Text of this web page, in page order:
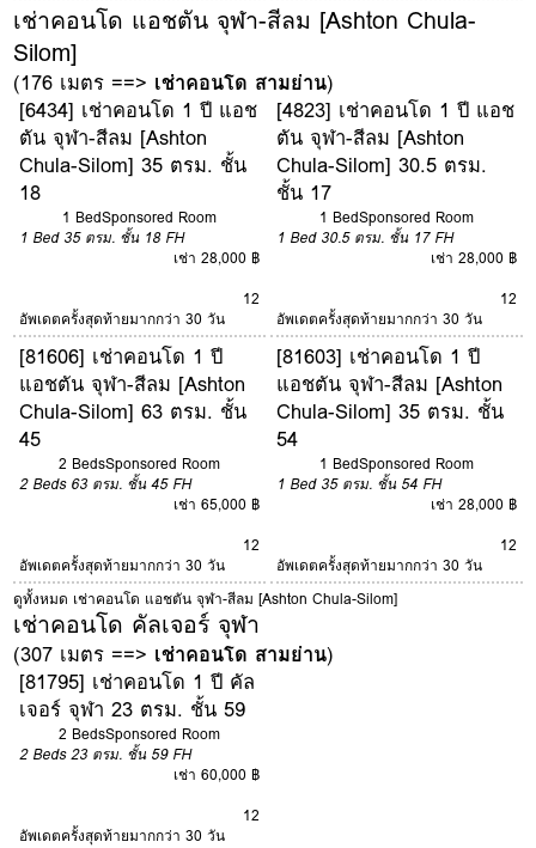
เช่าคอนโด แอชตัน จุฬา-สีลม [Ashton Chula-
Silom]
(176 เมตร ==> เช่าคอนโด สามย่าน)
[6434] เช่าคอนโด 1 ปี แอช
ตัน จุฬา-สีลม [Ashton
Chula-Silom] 35 ตรม. ชั้น
18
1 BedSponsored Room
1 Bed 35 ตรม. ชั้น 18 FH
เช่า 28,000 ฿
12
อัพเดตครั้งสุดท้ายมากกว่า 30 วัน
[4823] เช่าคอนโด 1 ปี แอช
ตัน จุฬา-สีลม [Ashton
Chula-Silom] 30.5 ตรม.
ชั้น 17
1 BedSponsored Room
1 Bed 30.5 ตรม. ชั้น 17 FH
เช่า 28,000 ฿
12
อัพเดตครั้งสุดท้ายมากกว่า 30 วัน
[81606] เช่าคอนโด 1 ปี
แอชตัน จุฬา-สีลม [Ashton
Chula-Silom] 63 ตรม. ชั้น
45
2 BedsSponsored Room
2 Beds 63 ตรม. ชั้น 45 FH
เช่า 65,000 ฿
12
อัพเดตครั้งสุดท้ายมากกว่า 30 วัน
[81603] เช่าคอนโด 1 ปี
แอชตัน จุฬา-สีลม [Ashton
Chula-Silom] 35 ตรม. ชั้น
54
1 BedSponsored Room
1 Bed 35 ตรม. ชั้น 54 FH
เช่า 28,000 ฿
12
อัพเดตครั้งสุดท้ายมากกว่า 30 วัน
ดูทั้งหมด เช่าคอนโด แอชตัน จุฬา-สีลม [Ashton Chula-Silom]
เช่าคอนโด คัลเจอร์ จุฬา
(307 เมตร ==> เช่าคอนโด สามย่าน)
[81795] เช่าคอนโด 1 ปี คัล
เจอร์ จุฬา 23 ตรม. ชั้น 59
2 BedsSponsored Room
2 Beds 23 ตรม. ชั้น 59 FH
เช่า 60,000 ฿
12
อัพเดตครั้งสุดท้ายมากกว่า 30 วัน